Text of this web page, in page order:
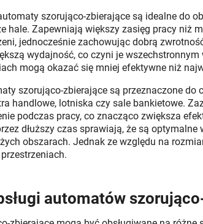
szorująco-zbierające są idealne do
hale. Zapewniają większy zasięg pracy niż
jednocześnie zachowując dobrą
wydajność, co czyni je
mogą okazać się mniej efektywne niż
szorująco-zbierające są przeznaczone do
handlowe, lotniska czy sale bankietowe.
podczas pracy, co znacząco zwiększa
dłuższy czas sprawiają, że są
obszarach. Jednak ze względu na
automatów